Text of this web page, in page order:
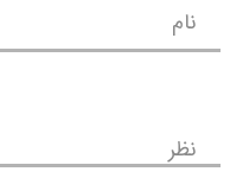
نام
نظر